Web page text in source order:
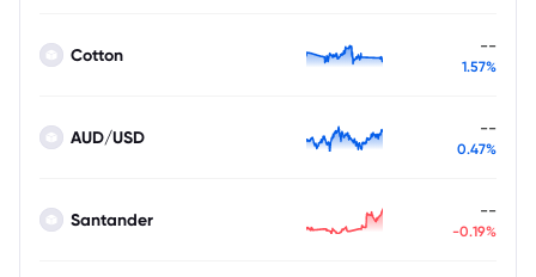
Cotton --
1.57%
AUD/USD --
0.47%
Santander --
-0.19%